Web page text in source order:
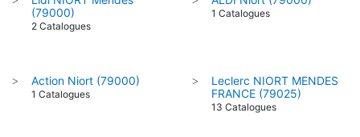
(79000)
2 Catalogues
1 Catalogues
> Action Niort (79000)
1 Catalogues
>
Leclerc NIORT MENDES
FRANCE (79025)
13 Catalogues